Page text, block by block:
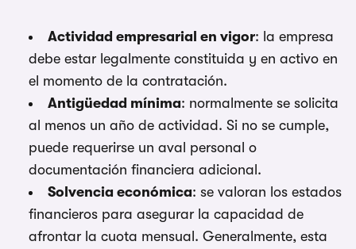
Actividad empresarial en vigor: la empresa
debe estar legalmente constituida y en activo en
el momento de la contratación.
Antigüedad mínima: normalmente se solicita
al menos un año de actividad. Si no se cumple,
puede requerirse un aval personal o
documentación financiera adicional.
Solvencia económica: se valoran los estados
financieros para asegurar la capacidad de
afrontar la cuota mensual. Generalmente, esta